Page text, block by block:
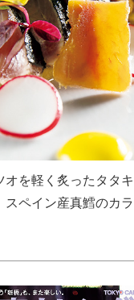
を軽く炙ったタタ
スペイン産真鱈のカ